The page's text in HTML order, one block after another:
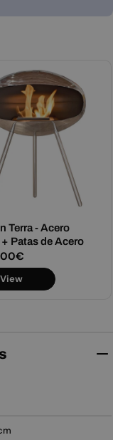
Terra - Acero
Patas de Acero
View
cm